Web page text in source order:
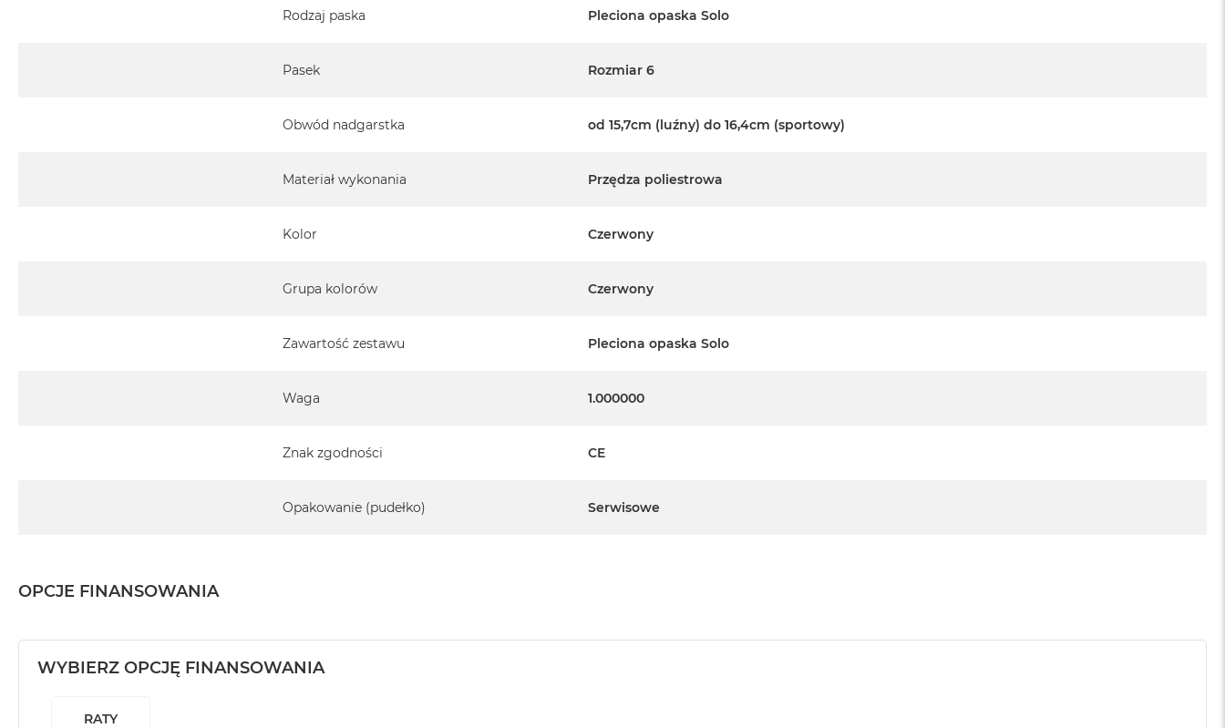
Rodzaj paska Pleciona opaska Solo
Pasek Rozmiar 6
Obwód nadgarstka od 15,7cm (luźny) do 16,4cm (sportowy)
Materiał wykonania Przędza poliestrowa
Kolor Czerwony
Grupa kolorów Czerwony
Zawartość zestawu Pleciona opaska Solo
Waga 1.000000
Znak zgodności CE
Opakowanie (pudełko) Serwisowe
OPCJE FINANSOWANIA
WYBIERZ OPCJĘ FINANSOWANIA
RATY